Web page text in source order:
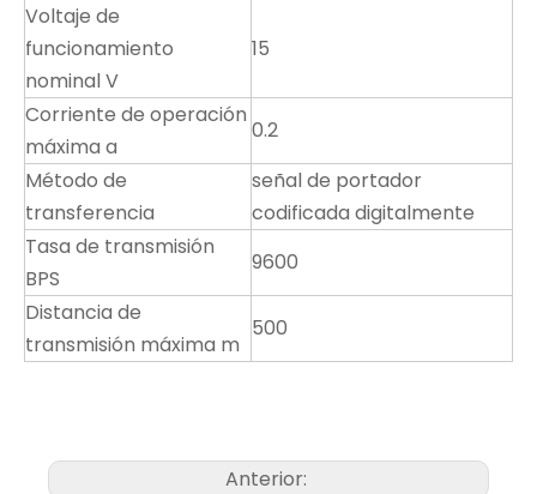
Voltaje de
funcionamiento
nominal V
15
Corriente de operación
máxima a
0.2
Método de
transferencia
señal de portador
codificada digitalmente
Tasa de transmisión
BPS
9600
Distancia de
transmisión máxima m
500
Anterior: